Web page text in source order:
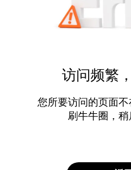
访问频繁
您所要访问的页面
刷牛牛圈，